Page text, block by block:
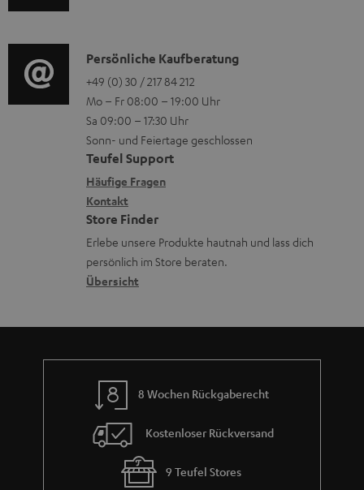
e
n
z
u
r
G
a
r
a
n
i
e
g
e
r
ä
t
e
R
ü
c
k
a
h
m
i
o
-
L
e
x
i
k
o
n
K
o
n
t
a
k
t
d
a
t
n
Persönliche Kaufberatung
+49 (0) 30 / 217 84 212
Mo – Fr 08:00 – 19:00 Uhr
Sa 09:00 – 17:30 Uhr
Sonn- und Feiertage geschlossen
Teufel Support
Häufige Fragen
Kontakt
Store Finder
Erlebe unsere Produkte hautnah und lass dich
persönlich im Store beraten.
Übersicht
8 Wochen Rückgaberecht
Kostenloser Rückversand
9 Teufel Stores